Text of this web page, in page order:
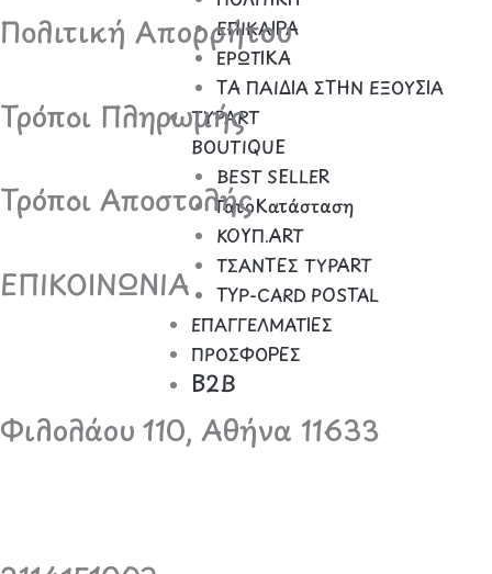
ΕΠΙΚΑΙΡΑ
ΕΡΩΤΙΚΑ
ΤΑ ΠΑΙΔΙΑ ΣΤΗΝ ΕΞΟΥΣΙΑ
TYPART
BOUTIQUE
BEST SELLER
ΓατοΚατάσταση
ΚΟΥΠ.ART
ΤΣΑΝΤΕΣ TYPART
TYP-CARD POSTAL
ΕΠΑΓΓΕΛΜΑΤΙΕΣ
ΠΡΟΣΦΟΡΕΣ
B2B
Πολιτική Απορρήτου
Τρόποι Πληρωμής
Τρόποι Αποστολής
ΕΠΙΚΟΙΝΩΝΙΑ
Φιλολάου 110, Αθήνα 11633